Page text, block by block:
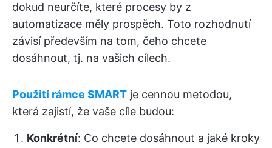
dokud neurčíte, které procesy by z
automatizace měly prospěch. Toto rozhodnutí
závisí především na tom, čeho chcete
dosáhnout, tj. na vašich cílech.
Použití rámce SMART je cennou metodou,
která zajistí, že vaše cíle budou:
Konkrétní: Co chcete dosáhnout a jaké kroky